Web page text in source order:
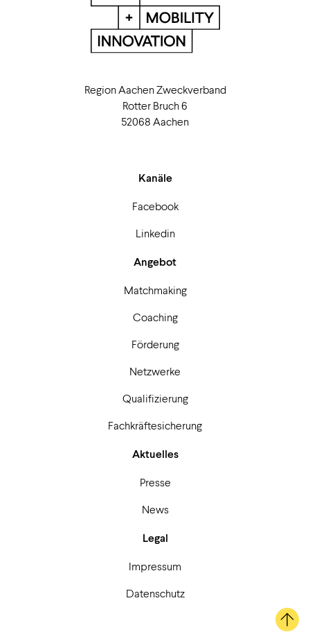
Region Aachen Zweckverband
Rotter Bruch 6
52068 Aachen
Kanäle
Facebook
Linkedin
Angebot
Matchmaking
Coaching
Förderung
Netzwerke
Qualifizierung
Fachkräftesicherung
Aktuelles
Presse
News
Legal
Impressum
Datenschutz